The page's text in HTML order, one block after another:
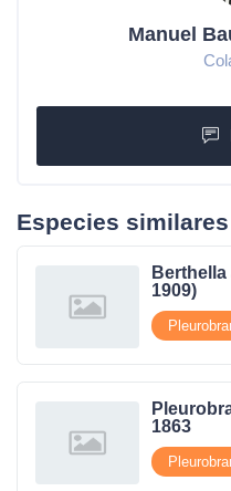
Manuel
Especies similares
1909)
1863